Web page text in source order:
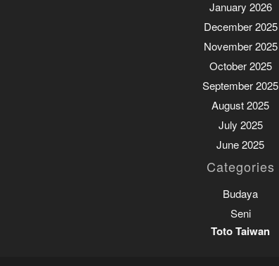
January 2026
December 2025
November 2025
October 2025
September 2025
August 2025
July 2025
June 2025
Categories
Budaya
Seni
Toto Taiwan